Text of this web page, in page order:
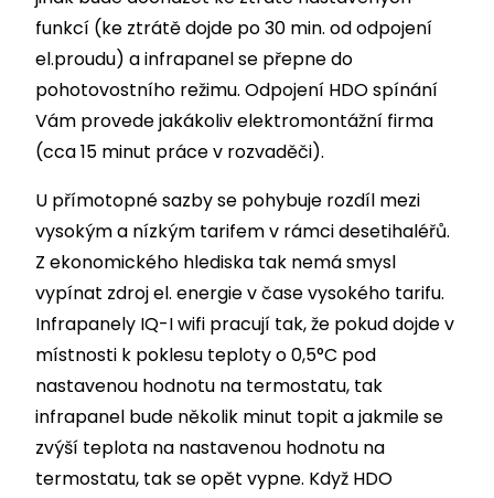
funkcí (ke ztrátě dojde po 30 min. od odpojení
el.proudu) a infrapanel se přepne do
pohotovostního režimu. Odpojení HDO spínání
Vám provede jakákoliv elektromontážní firma
(cca 15 minut práce v rozvaděči).
U přímotopné sazby se pohybuje rozdíl mezi
vysokým a nízkým tarifem v rámci desetihaléřů.
Z ekonomického hlediska tak nemá smysl
vypínat zdroj el. energie v čase vysokého tarifu.
Infrapanely IQ-I wifi pracují tak, že pokud dojde v
místnosti k poklesu teploty o 0,5°C pod
nastavenou hodnotu na termostatu, tak
infrapanel bude několik minut topit a jakmile se
zvýší teplota na nastavenou hodnotu na
termostatu, tak se opět vypne. Když HDO